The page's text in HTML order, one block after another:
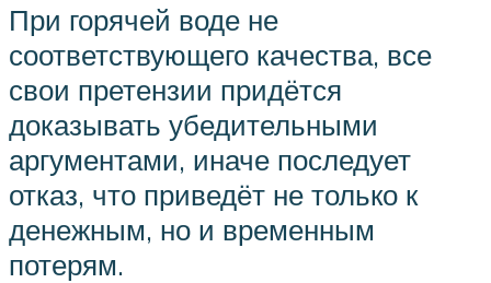
При горячей воде не
соответствующего качества, все
свои претензии придётся
доказывать убедительными
аргументами, иначе последует
отказ, что приведёт не только к
денежным, но и временным
потерям.